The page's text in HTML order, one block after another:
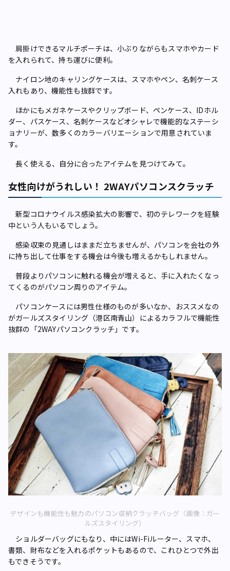
肩掛けできるマルチポーチは、小ぶりながらもスマホやカード
を入れられて、持ち運びに便利。
ナイロン地のキャリングケースは、スマホやペン、名刺ケース
入れもあり、機能性も抜群です。
ほかにもメガネケースやクリップボード、ペンケース、IDホル
ダー、パスケース、名刺ケースなどオシャレで機能的なステーシ
ョナリーが、数多くのカラーバリエーションで用意されていま
す。
長く使える、自分に合ったアイテムを見つけてみて。
女性向けがうれしい！ 2WAYパソコンスクラッチ
新型コロナウイルス感染拡大の影響で、初のテレワークを経験
中という人もいるでしょう。
感染収束の見通しはままだ立ちませんが、パソコンを会社の外
に持ち出して仕事をする機会は今後も増えるかもしれません。
普段よりパソコンに触れる機会が増えると、手に入れたくなっ
てくるのがパソコン周りのアイテム。
パソコンケースには男性仕様のものが多いなか、おススメなの
がガールズスタイリング（港区南青山）によるカラフルで機能性
抜群の「2WAYパソコンクラッチ」です。
デザインも機能性も魅力のパソコン収納クラッチバッグ（画像：ガー
ルズスタイリング）
ショルダーバッグにもなり、中にはWi-Fiルーター、スマホ、
書類、財布などを入れるポケットもあるので、これひとつで外出
もできそうです。